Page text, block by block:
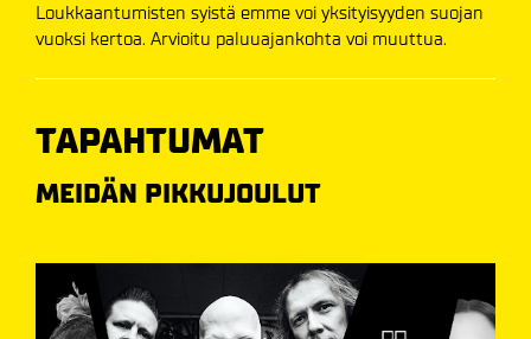
Loukkaantumisten syistä emme voi yksityisyyden suojan
vuoksi kertoa. Arvioitu paluuajankohta voi muuttua.
TAPAHTUMAT
MEIDÄN PIKKUJOULUT